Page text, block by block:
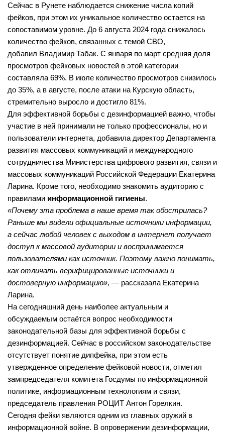
Искитимская сельская библиотека №14
Сельская библиотека п. Керамкомбинат №28
Китернинская сельская библиотека №15
Лебедевская сельская библиотека №33
Легостаевская сельская библиотека №4
Линевская поселковая библиотека №30
Линевская детская библиотека №31
Листвянская сельская библиотека №39
М-С
Маякская сельская библиотека №40
Морозовская сельская библиотека №17
Мостовская сельская библиотека №18
Новолоктевская сельская библиотека №19
Новососедовская сельская библиотека №20
Преображенская сельская библиотека №32
Рощинская сельская библиотека №21
Сельская библиотека п. Советский №35
Степнинская сельская библиотека №34
Т-Ш
Тальменская сельская библиотека №23
Тулинская сельская библиотека №37
Улыбинская сельская библиотека №24
Ургунская сельская библиотека №25
Усть-Чемская сельская библиотека №26
Чернореченская сельская библиотека №41
Сейчас в Рунете наблюдается снижение числа копий
фейков, при этом их уникальное количество остается на
сопоставимом уровне. До 6 августа 2024 года снижалось
количество фейков, связанных с темой СВО,
добавил Владимир Табак. С января по март средняя доля
просмотров фейковых новостей в этой категории
составляла 69%. В июле количество просмотров снизилось
до 35%, а в августе, после атаки на Курскую область,
стремительно выросло и достигло 81%.
Для эффективной борьбы с дезинформацией важно, чтобы
участие в ней принимали не только профессионалы, но и
пользователи интернета, добавила директор Департамента
развития массовых коммуникаций и международного
сотрудничества Министерства цифрового развития, связи и
массовых коммуникаций Российской Федерации Екатерина
Ларина. Кроме того, необходимо знакомить аудиторию с
правилами информационной гигиены.
«Почему эта проблема в наше время так обострилась?
Раньше мы видели официальные источники информации,
а сейчас любой человек с выходом в интернет получает
доступ к массовой аудитории и воспринимается
пользователями как источник. Поэтому важно понимать,
как отличать верифицированные источники и
достоверную информацию», — рассказала Екатерина
Ларина.
На сегодняшний день наиболее актуальным и
обсуждаемым остаётся вопрос необходимости
законодательной базы для эффективной борьбы с
дезинформацией. Сейчас в российском законодательстве
отсутствует понятие дипфейка, при этом есть
утвержденное определение фейковой новости, отметил
зампредседателя комитета Госдумы по информационной
политике, информационным технологиям и связи,
председатель правления РОЦИТ Антон Горелкин.
Сегодня фейки являются одним из главных оружий в
информационной войне. В опровержении дезинформации,